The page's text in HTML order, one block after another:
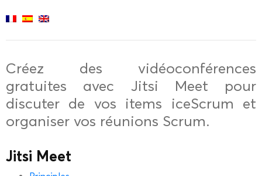
Créez des vidéoconférences
gratuites avec Jitsi Meet pour
discuter de vos items iceScrum et
organiser vos réunions Scrum.
Jitsi Meet